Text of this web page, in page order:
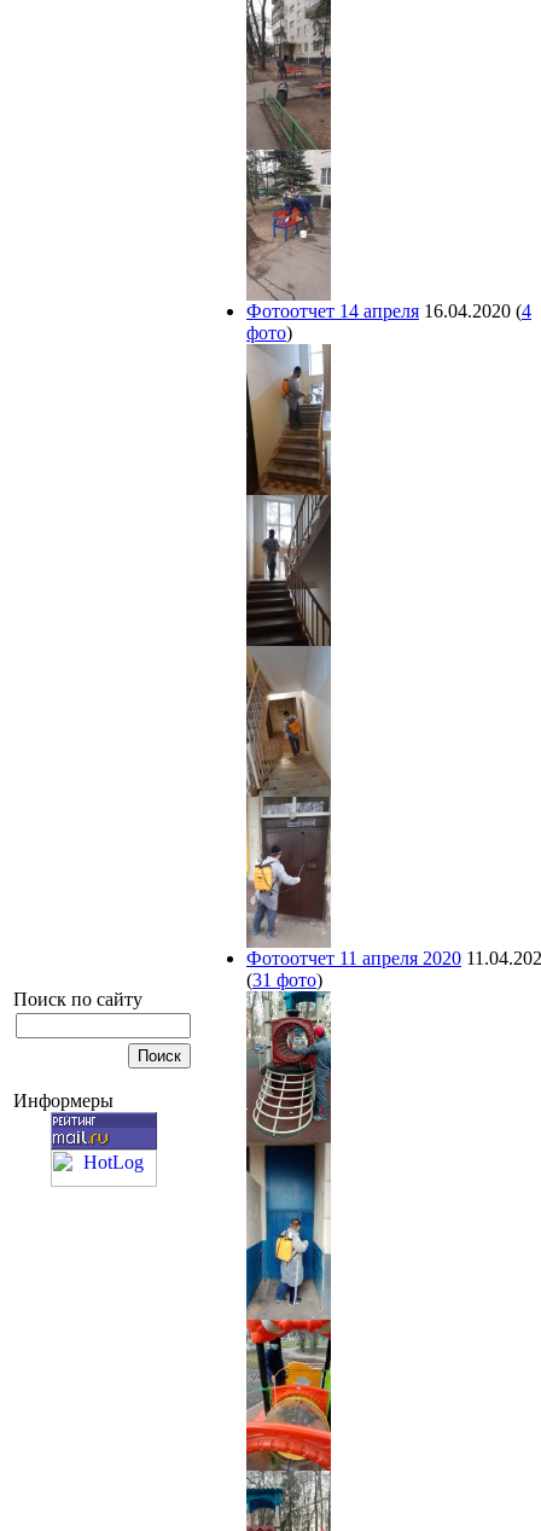
Поиск по сайту
Информеры
Фотоотчет 14 апреля 16.04.2020 (4
фото)
Фотоотчет 11 апреля 2020
(31 фото)